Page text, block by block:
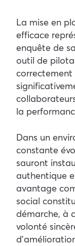
La mise en
efficace
enquête de
outil de
correctement
la
Dans un
constante
sauront
authentique
avantage
social
démarche, à
volonté